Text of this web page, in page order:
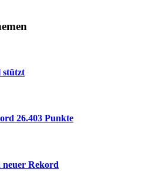
stützt
26.403 Punkte
Rekord